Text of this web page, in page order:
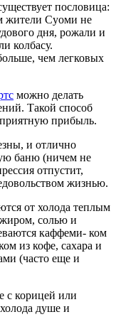
пословица:
жители Суоми не
дня, рожали и
колбасу.
чем легковых
можно делать
Такой способ
прибыль.
и отлично
баню (ничем не
отпустит,
жизнью.
от холода теплым
солью и
каффеми- ком
из кофе, сахара и
(часто еще и
с корицей или
душе и